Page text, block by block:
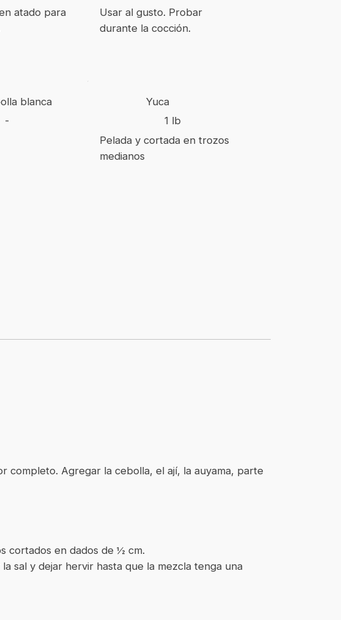
atado para
Usar al gusto. Probar
durante la cocción.
blanca
-
Yuca
1 lb
Pelada y cortada en trozos
medianos
completo. Agregar la cebolla, el ají, la auyama, parte
cortados en dados de ½ cm.
sal y dejar hervir hasta que la mezcla tenga una